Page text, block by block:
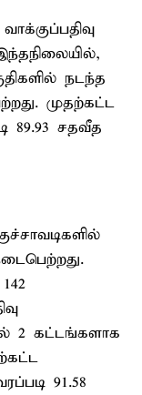
நடந்த
முதற்கட்ட
89.93 சதவீத
2 கட்டங்களாக
91.58